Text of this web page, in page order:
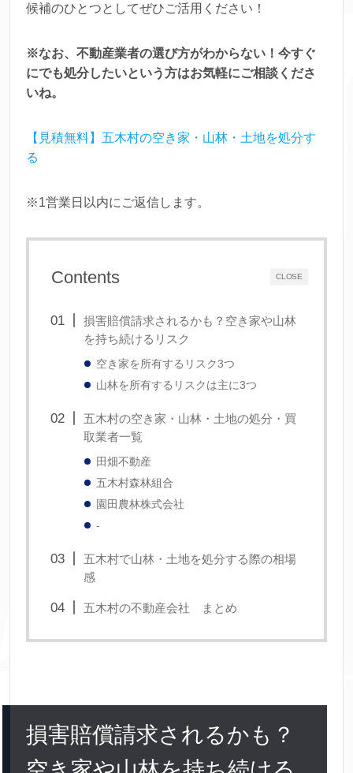
候補のひとつとしてぜひご活用ください！
※なお、不動産業者の選び方がわからない！今すぐ
にでも処分したいという方はお気軽にご相談くださ
いね。
【見積無料】五木村の空き家・山林・土地を処分す
る
※1営業日以内にご返信します。
CLOSE
Contents
損害賠償請求されるかも？空き家や山林
を持ち続けるリスク
空き家を所有するリスク3つ
山林を所有するリスクは主に3つ
五木村の空き家・山林・土地の処分・買
取業者一覧
田畑不動産
五木村森林組合
園田農林株式会社
-
五木村で山林・土地を処分する際の相場
感
五木村の不動産会社 まとめ
損害賠償請求されるかも？